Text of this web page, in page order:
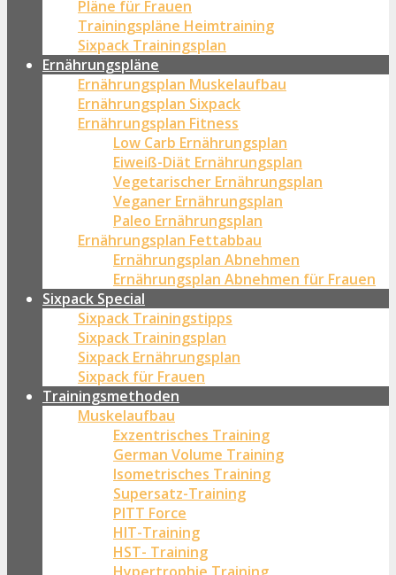
Pläne für Frauen
Trainingspläne Heimtraining
Sixpack Trainingsplan
Ernährungspläne
Ernährungsplan Muskelaufbau
Ernährungsplan Sixpack
Ernährungsplan Fitness
Low Carb Ernährungsplan
Eiweiß-Diät Ernährungsplan
Vegetarischer Ernährungsplan
Veganer Ernährungsplan
Paleo Ernährungsplan
Ernährungsplan Fettabbau
Ernährungsplan Abnehmen
Ernährungsplan Abnehmen für Frauen
Sixpack Special
Sixpack Trainingstipps
Sixpack Trainingsplan
Sixpack Ernährungsplan
Sixpack für Frauen
Trainingsmethoden
Muskelaufbau
Exzentrisches Training
German Volume Training
Isometrisches Training
Supersatz-Training
PITT Force
HIT-Training
HST- Training